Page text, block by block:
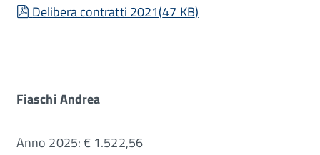
pdf
Delibera contratti 2021(47 KB)
Fiaschi Andrea
Anno 2025: € 1.522,56